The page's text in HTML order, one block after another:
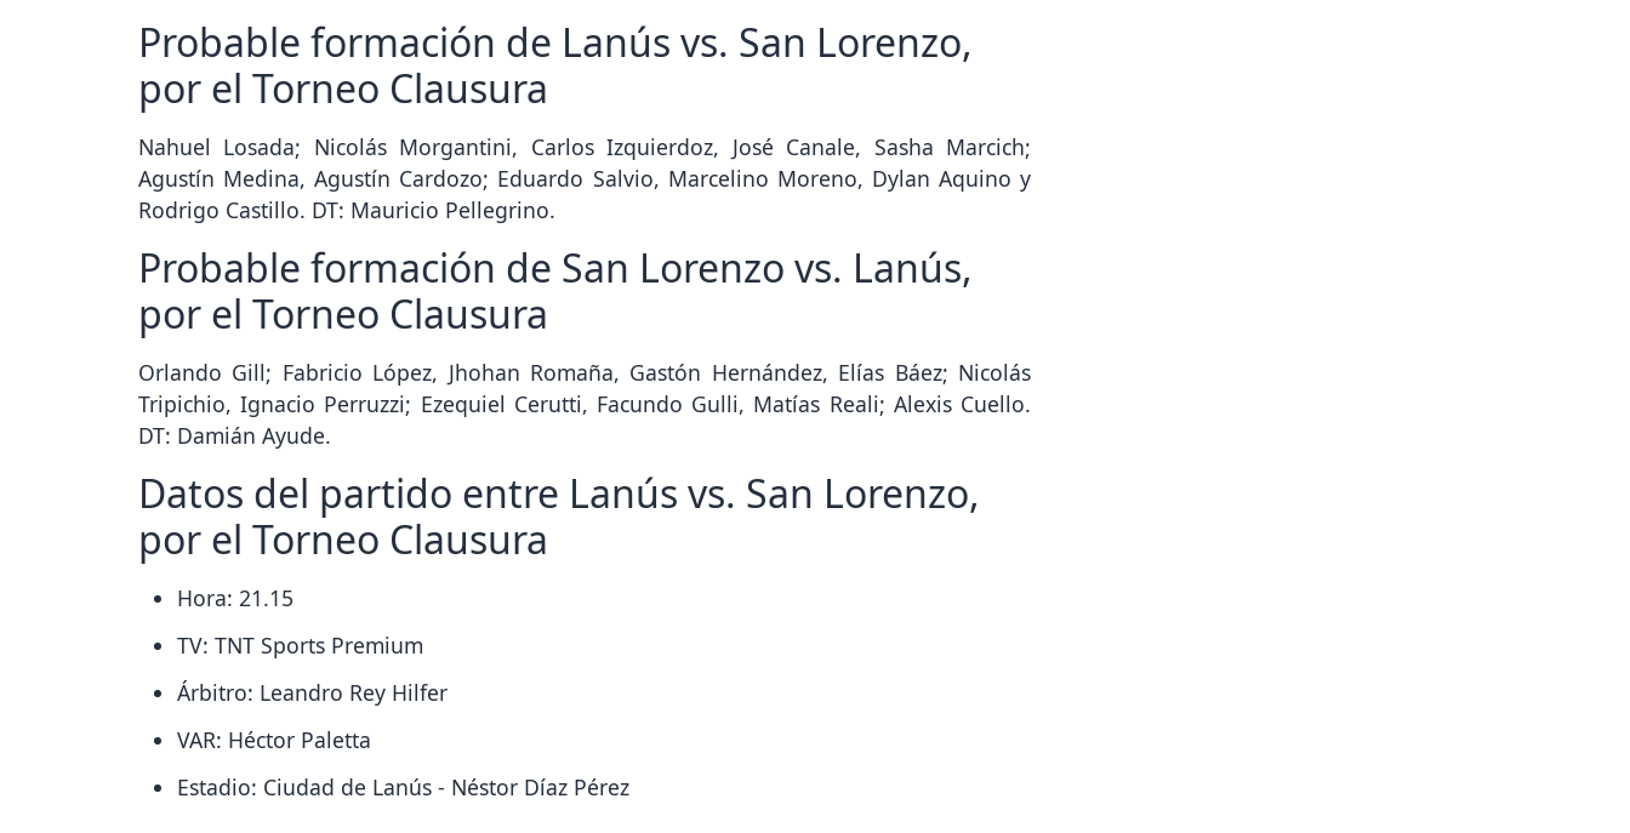
Probable formación de Lanús vs. San Lorenzo,
por el Torneo Clausura
Nahuel Losada; Nicolás Morgantini, Carlos Izquierdoz, José Canale, Sasha Marcich;
Agustín Medina, Agustín Cardozo; Eduardo Salvio, Marcelino Moreno, Dylan Aquino y
Rodrigo Castillo. DT: Mauricio Pellegrino.
Probable formación de San Lorenzo vs. Lanús,
por el Torneo Clausura
Orlando Gill; Fabricio López, Jhohan Romaña, Gastón Hernández, Elías Báez; Nicolás
Tripichio, Ignacio Perruzzi; Ezequiel Cerutti, Facundo Gulli, Matías Reali; Alexis Cuello.
DT: Damián Ayude.
Datos del partido entre Lanús vs. San Lorenzo,
por el Torneo Clausura
Hora: 21.15
TV: TNT Sports Premium
Árbitro: Leandro Rey Hilfer
VAR: Héctor Paletta
Estadio: Ciudad de Lanús - Néstor Díaz Pérez